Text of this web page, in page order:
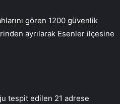
gören 1200 güvenlik
ayrılarak Esenler ilçesine
tespit edilen 21 adrese